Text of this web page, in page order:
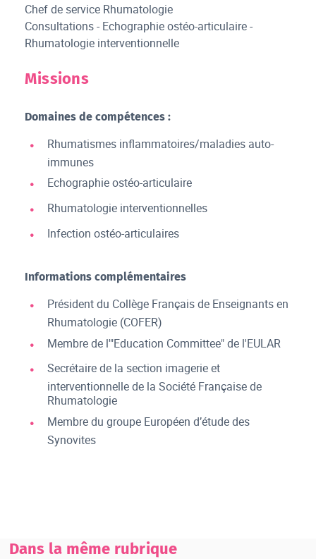
Chef de service Rhumatologie
Consultations - Echographie ostéo-articulaire -
Rhumatologie interventionnelle
Missions
Domaines de compétences :
Rhumatismes inflammatoires/maladies auto-
immunes
Echographie ostéo-articulaire
Rhumatologie interventionnelles
Infection ostéo-articulaires
Informations complémentaires
Président du Collège Français de Enseignants en
Rhumatologie (COFER)
Membre de l'"Education Committee" de l'EULAR
Secrétaire de la section imagerie et
interventionnelle de la Société Française de
Rhumatologie
Membre du groupe Européen d’étude des
Synovites
Dans la même rubrique